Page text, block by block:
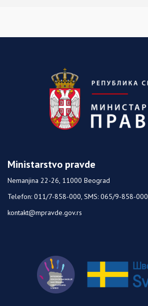
Ministarstvo pravde
Nemanjina 22-26, 11000 Beograd
Telefon: 011/7-858-000, SMS: 065/9-858-000
kontakt@mpravde.gov.rs